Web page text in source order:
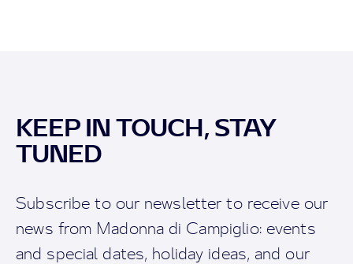
KEEP IN TOUCH, STAY
TUNED
Subscribe to our newsletter to receive our
news from Madonna di Campiglio: events
and special dates, holiday ideas, and our